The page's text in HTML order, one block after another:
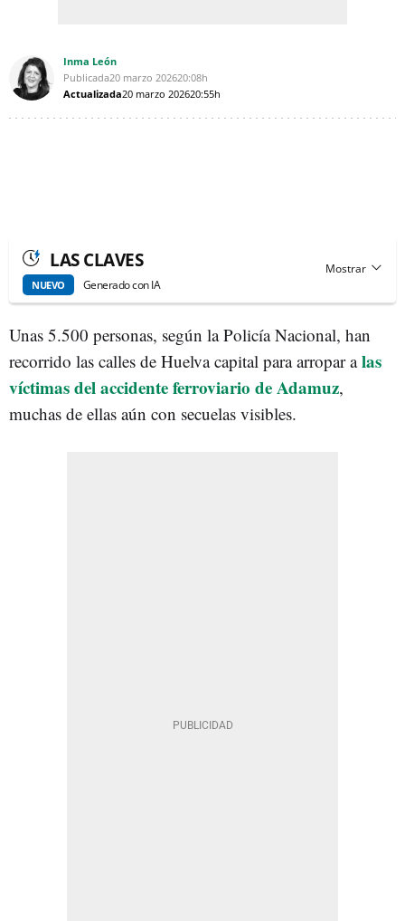
Inma León
Publicada20 marzo 202620:08h
Actualizada20 marzo 202620:55h
LAS CLAVES
NUEVO Generado con IA
Unas 5.500 personas, según la Policía Nacional, han
recorrido las calles de Huelva capital para arropar alas
víctimas del accidente ferroviario de Adamuz,
muchas de ellas aún con secuelas visibles.